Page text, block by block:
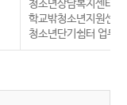
청소년상담복지센터
학교밖청소년지원센터
청소년단기쉼터 업무